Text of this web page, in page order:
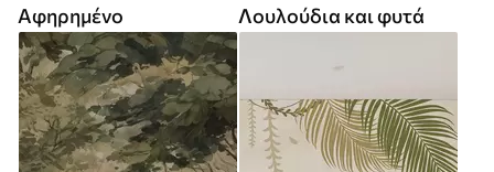
Αφηρημένο Λουλούδια και φυτά